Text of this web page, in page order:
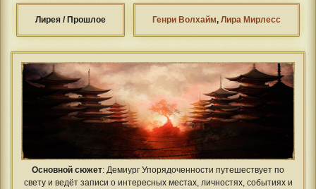
Лирея / Прошлое Генри Волхайм, Лира Мирлесс
Основной сюжет: Демиург Упорядоченности путешествует по
свету и ведёт записи о интересных местах, личностях, событиях и